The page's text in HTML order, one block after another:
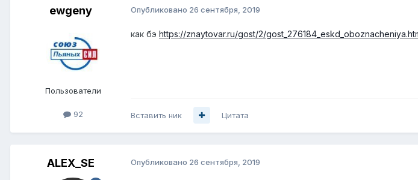
ewgeny
Пользователи
92
Опубликовано 26 сентября, 2019
как бэ https://znaytovar.ru/gost/2/
Вставить ник Цитата
ALEX_SE Опубликовано 26 сентября, 2019